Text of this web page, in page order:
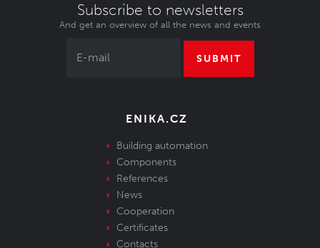
Subscribe to newsletters
And get an overview of all the news and events
SUBMIT
ENIKA.CZ
Building automation
Components
References
News
Cooperation
Certificates
Contacts